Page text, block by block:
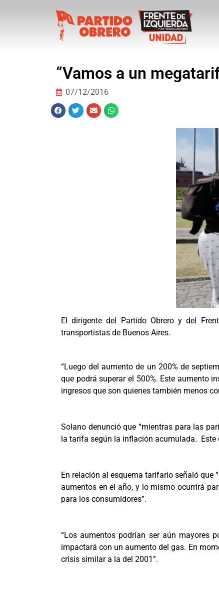
“Vamos a un
07/12/2016
El dirigente del Partido Obrero y del
transportistas de Buenos Aires.
“Luego del aumento de un 200% de
que podrá superar el 500%. Este aumento
ingresos que son quienes también menos
Solano denunció que “mientras para las
la tarifa según la inflación acumulada.
En relación al esquema tarifario señaló que
aumentos en el año, y lo mismo ocurrirá
para los consumidores”.
“Los aumentos podrían ser aún mayores
impactará con un aumento del gas. En
crisis similar a la del 2001”.